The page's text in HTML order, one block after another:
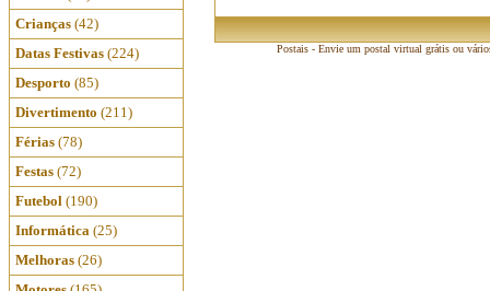
Crianças (42)
Datas Festivas (224)
Desporto (85)
Divertimento (211)
Férias (78)
Festas (72)
Futebol (190)
Informática (25)
Melhoras (26)
Postais - Envie um postal virtual grátis ou